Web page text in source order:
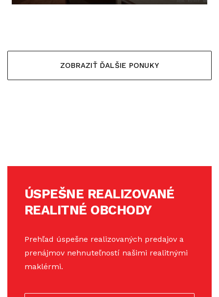
ZOBRAZIŤ ĎALŠIE PONUKY
ÚSPEŠNE REALIZOVANÉ
REALITNÉ OBCHODY
Prehľad úspešne realizovaných predajov a
prenájmov nehnuteľností našimi realitnými
maklérmi.